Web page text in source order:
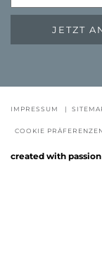
GUTSCHEINE
JETZT
IMPRESSUM |
COOKIE
created with